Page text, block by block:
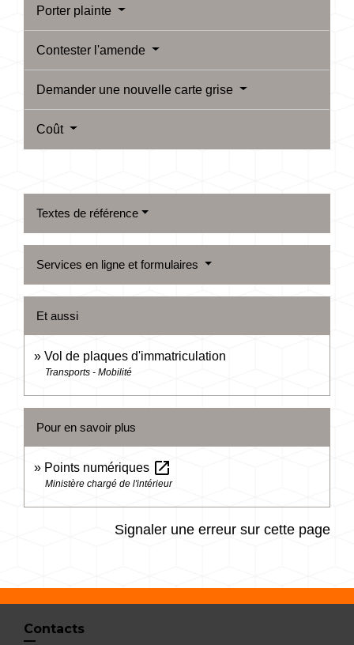
Porter plainte
Contester l'amende
Demander une nouvelle carte grise
Coût
Textes de référence
Services en ligne et formulaires
Et aussi
Vol de plaques d'immatriculation
Transports - Mobilité
Pour en savoir plus
Points numériques open_in_new
Ministère chargé de l'intérieur
Signaler une erreur sur cette page
Contacts